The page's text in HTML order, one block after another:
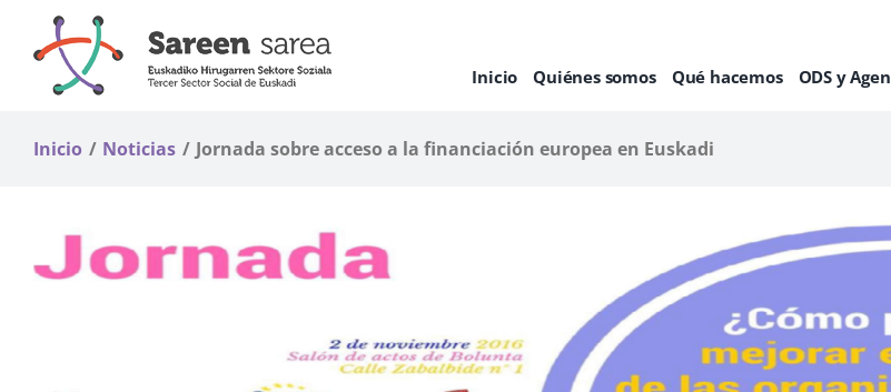
contenido
Inicio Quiénes somos Qué hacemos ODS y
Inicio Noticias Jornada sobre acceso a la financiación europea en Euskadi